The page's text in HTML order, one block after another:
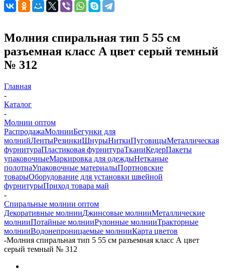
Молния спиральная тип 5 55 см
разъемная класс А цвет серый темный
№ 312
Главная
-
Каталог
-
Молнии оптом
РаспродажаМолнииБегунки для
молнийЛентыРезинкиШнурыНиткиПуговицыМеталлическая
фурнитураПластиковая фурнитураТканиКедерПакеты
упаковочныеМаркировка для одеждыНетканые
полотнаУпаковочные материалыПортновские
товарыОборудование для установки швейной
фурнитурыПриход товара май
-
Спиральные молнии оптом
Декоративные молнииДжинсовые молнииМеталлические
молнииПотайные молнииРулонные молнииТракторные
молнииВодонепроницаемые молнииКарта цветов
-Молния спиральная тип 5 55 см разъемная класс А цвет
серый темный № 312